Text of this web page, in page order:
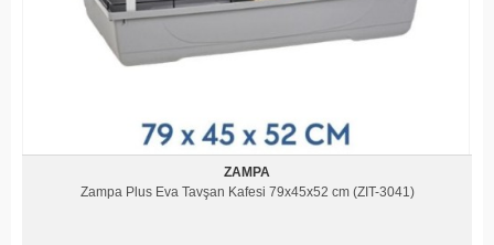
ZAMPA
Zampa Plus Cavia 140 Düz Tavşan Kafesi Siyah/Gri